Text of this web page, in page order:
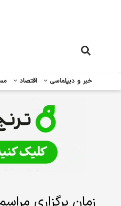
خبر و دیپلماسی اقتصاد